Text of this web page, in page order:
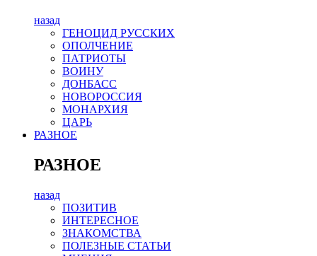
назад
ГЕНОЦИД РУССКИХ
ОПОЛЧЕНИЕ
ПАТРИОТЫ
ВОИНУ
ДОНБАСС
НОВОРОССИЯ
МОНАРХИЯ
ЦАРЬ
РАЗНОЕ
РАЗНОЕ
назад
ПОЗИТИВ
ИНТЕРЕСНОЕ
ЗНАКОМСТВА
ПОЛЕЗНЫЕ СТАТЬИ